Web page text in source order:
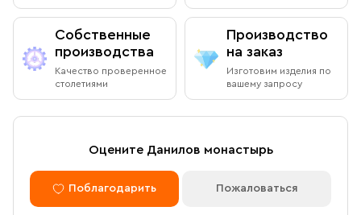
Собственные
производства
Качество проверенное
столетиями
Производство
на заказ
Изготовим изделия по
вашему запросу
Оцените Данилов монастырь
Поблагодарить Пожаловаться